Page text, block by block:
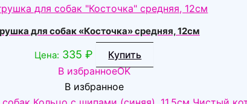
для собак «Косточка» средняя, 12см
Цена: 335₽
Купить
В избранноеOK
В избранное